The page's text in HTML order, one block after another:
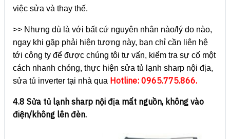
việc sửa và thay thế.
>> Nhưng dù là với bất cứ nguyên nhân nào/lý do nào,
ngay khi gặp phải hiện tượng này, bạn chỉ cần liên hệ
tới công ty để được chúng tôi tư vấn, kiểm tra sự cố một
cách nhanh chóng, thực hiện sửa tủ lạnh sharp nội địa,
sửa tủ inverter tại nhà qua Hotline: 0965.775.866.
4.8 Sửa tủ lạnh sharp nội địa mất nguồn, không vào
điện/không lên đèn.